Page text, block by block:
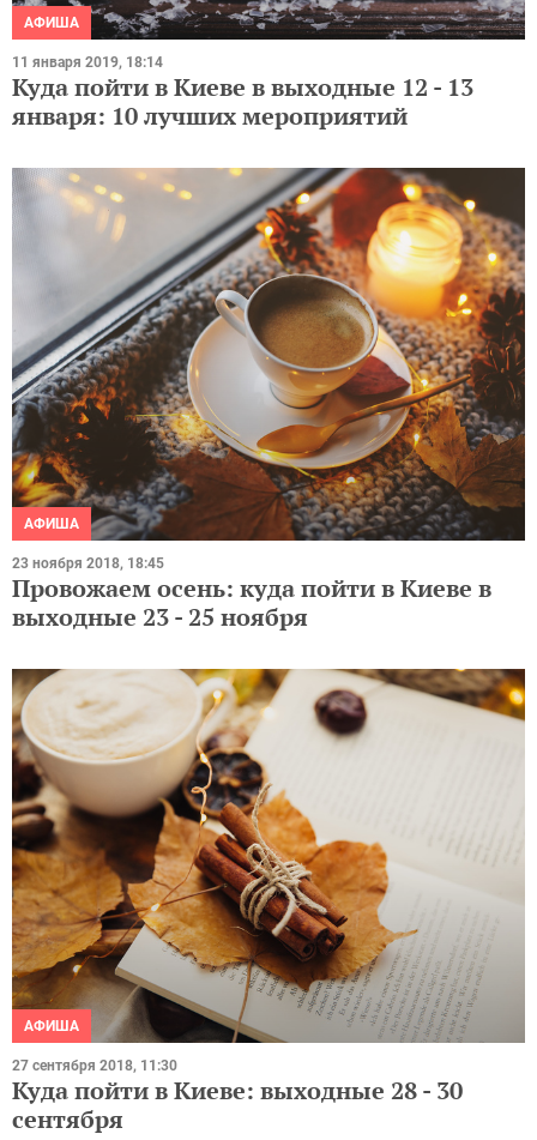
АФИША
11 января 2019, 18:14
Куда пойти в Киеве в выходные 12 - 13
января: 10 лучших мероприятий
АФИША
23 ноября 2018, 18:45
Провожаем осень: куда пойти в Киеве в
выходные 23 - 25 ноября
АФИША
27 сентября 2018, 11:30
Куда пойти в Киеве: выходные 28 - 30
сентября